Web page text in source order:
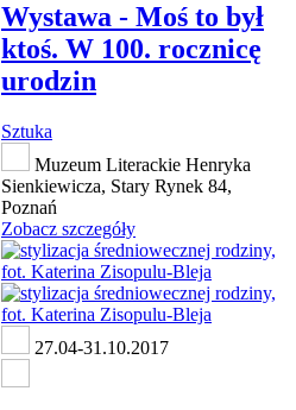
Wystawa - Moś to był
ktoś. W 100. rocznicę
urodzin
Sztuka
Muzeum Literackie Henryka
Sienkiewicza, Stary Rynek 84,
Poznań
Zobacz szczegóły
27.04-31.10.2017